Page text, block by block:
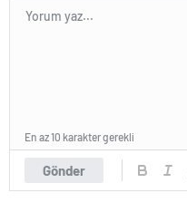
Gönder
En az 10 karakter gerekli